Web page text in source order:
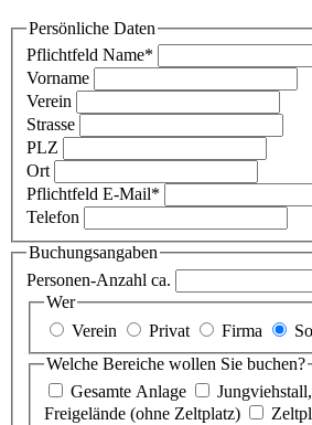
Persönliche Daten
Pflichtfeld Name*
Vorname
Verein
Strasse
PLZ
Ort
Pflichtfeld E-Mail*
Telefon
Buchungsangaben
Personen-Anzahl ca.
Wer
Verein
Privat Firma
Welche Bereiche wollen Sie buchen?
Gesamte Anlage
Freigelände (ohne Zeltplatz)